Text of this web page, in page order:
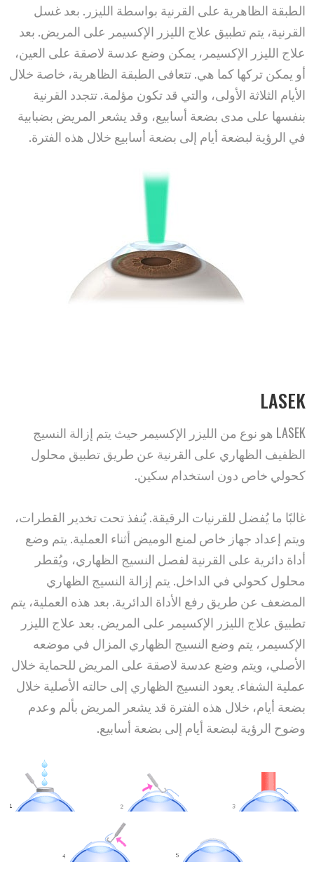
الطبقة الظاهرية على القرنية بواسطة الليزر. بعد غسل
القرنية، يتم تطبيق علاج الليزر الإكسيمر على المريض. بعد
علاج الليزر الإكسيمر، يمكن وضع عدسة لاصقة على العين،
أو يمكن تركها كما هي. تتعافى الطبقة الظاهرية، خاصة خلال
الأيام الثلاثة الأولى، والتي قد تكون مؤلمة. تتجدد القرنية
بنفسها على مدى بضعة أسابيع، وقد يشعر المريض بضبابية
في الرؤية لبضعة أيام إلى بضعة أسابيع خلال هذه الفترة.
LASEK
LASEK هو نوع من الليزر الإكسيمر حيث يتم إزالة النسيج
الظفيف الظهاري على القرنية عن طريق تطبيق محلول
كحولي خاص دون استخدام سكين.
غالبًا ما يُفضل للقرنيات الرقيقة. يُنفذ تحت تخدير القطرات،
ويتم إعداد جهاز خاص لمنع الوميض أثناء العملية. يتم وضع
أداة دائرية على القرنية لفصل النسيج الظهاري، ويُقطر
محلول كحولي في الداخل. يتم إزالة النسيج الظهاري
المضعف عن طريق رفع الأداة الدائرية. بعد هذه العملية، يتم
تطبيق علاج الليزر الإكسيمر على المريض. بعد علاج الليزر
الإكسيمر، يتم وضع النسيج الظهاري المزال في موضعه
الأصلي، ويتم وضع عدسة لاصقة على المريض للحماية خلال
عملية الشفاء. يعود النسيج الظهاري إلى حالته الأصلية خلال
بضعة أيام، خلال هذه الفترة قد يشعر المريض بألم وعدم
وضوح الرؤية لبضعة أيام إلى بضعة أسابيع.